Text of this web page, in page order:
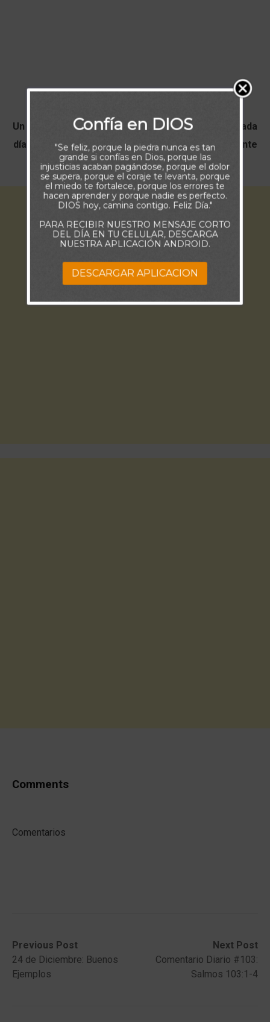
Buenos Días
Un nuevo comienzo, un nuevo despertar y cómo cada
día GRACIA A DIOS por todo lo bueno que diariamente
nos regala.
Comments
Comentarios
Post
navigation
Previous Post
Previous
post:24 de Diciembre: Buenos
Ejemplos
Next Post
Next
post:
Comentario Diario #103:
Salmos 103:1-4
Confía en DIOS
"Se feliz, porque la piedra nunca es tan
grande si confías en Dios, porque las
injusticias acaban pagándose, porque el dolor
se supera, porque el coraje te levanta, porque
el miedo te fortalece, porque los errores te
hacen aprender y porque nadie es perfecto.
DIOS hoy, camina contigo. Feliz Día."
PARA RECIBIR NUESTRO MENSAJE CORTO
DEL DÍA EN TU CELULAR, DESCARGA
NUESTRA APLICACIÓN ANDROID.
DESCARGAR APLICACION